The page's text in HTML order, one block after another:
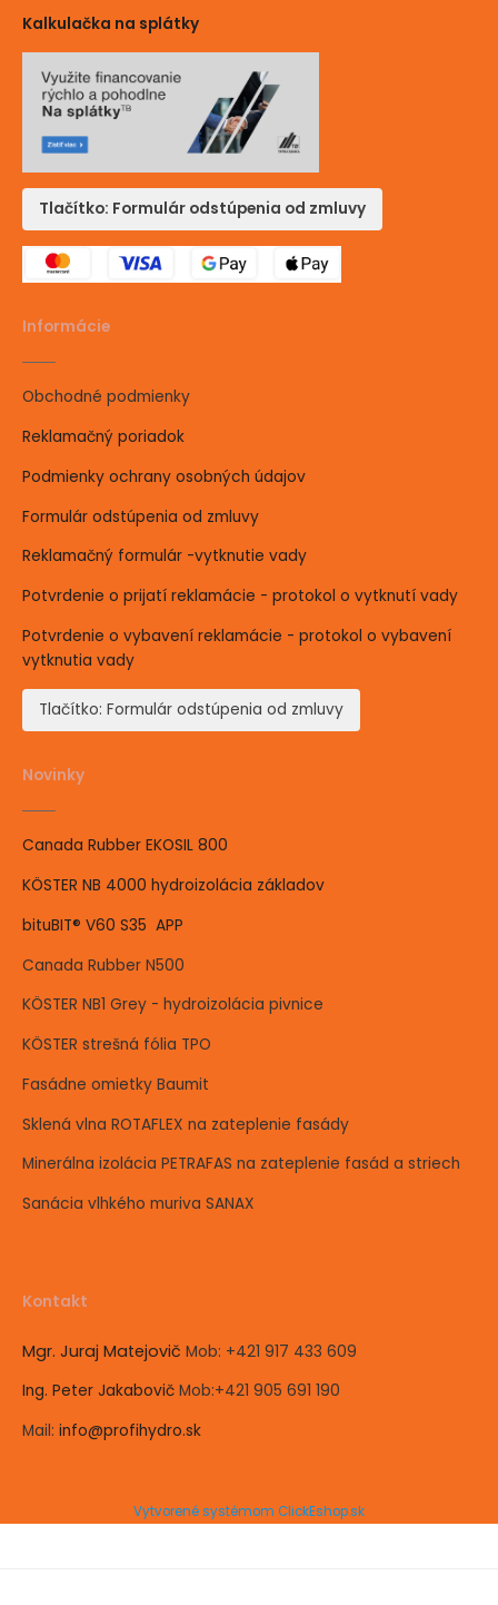
Kalkulačka na splátky
Tlačítko: Formulár odstúpenia od zmluvy
Informácie
Obchodné podmienky
Reklamačný poriadok
Podmienky ochrany osobných údajov
Formulár odstúpenia od zmluvy
Reklamačný formulár -vytknutie vady
Potvrdenie o prijatí reklamácie - protokol o vytknutí vady
Potvrdenie o vybavení reklamácie - protokol o vybavení
vytknutia vady
Tlačítko: Formulár odstúpenia od zmluvy
Novinky
Canada Rubber EKOSIL 800
KÖSTER NB 4000 hydroizolácia základov
bituBIT® V60 S35 APP
Canada Rubber N500
KÖSTER NB1 Grey - hydroizolácia pivnice
KÖSTER strešná fólia TPO
Fasádne omietky Baumit
Sklená vlna ROTAFLEX na zateplenie fasády
Minerálna izolácia PETRAFAS na zateplenie fasád a striech
Sanácia vlhkého muriva SANAX
Kontakt
Mgr. Juraj Matejovič Mob: +421 917 433 609
Ing. Peter Jakabovič Mob:+421 905 691 190
Mail: info@profihydro.sk
Vytvorené systémom ClickEshop.sk